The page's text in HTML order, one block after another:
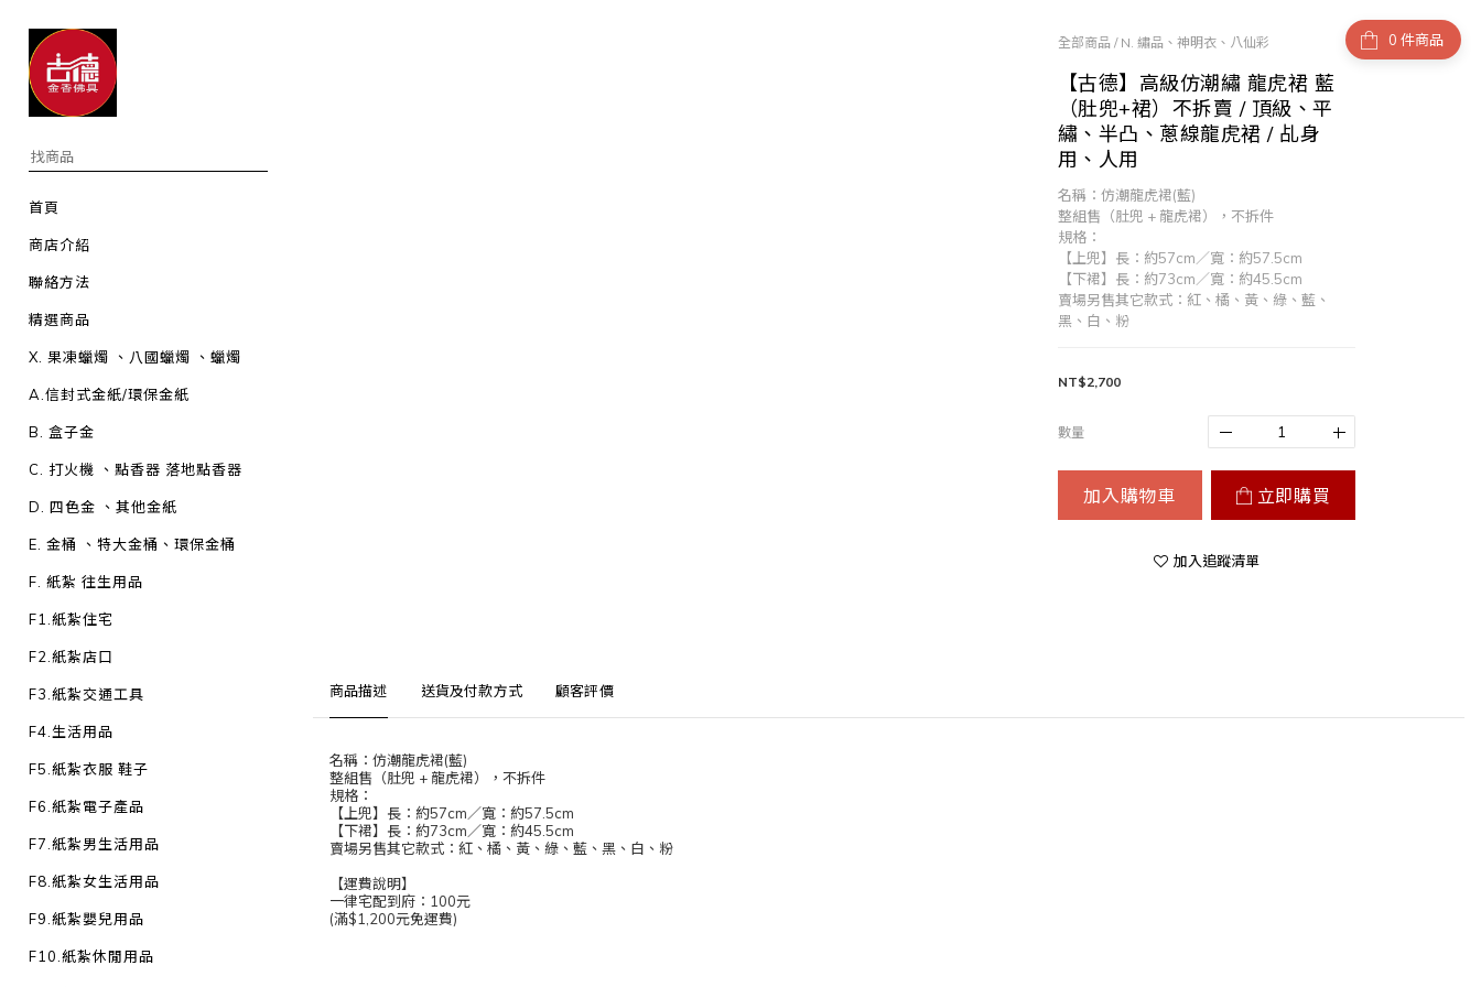
首頁
商店介紹
聯絡方法
精選商品
X. 果凍蠟燭 、八國蠟燭 、蠟燭
A.信封式金紙/環保金紙
B. 盒子金
C. 打火機 、點香器 落地點香器
D. 四色金 、其他金紙
E. 金桶 、特大金桶、環保金桶
F. 紙紮 往生用品
F1.紙紮住宅
F2.紙紮店口
F3.紙紮交通工具
F4.生活用品
F5.紙紮衣服 鞋子
F6.紙紮電子產品
F7.紙紮男生活用品
F8.紙紮女生活用品
F9.紙紮嬰兒用品
F10.紙紮休閒用品
件商品
全部商品 / N. 繡品、神明衣、八仙彩
【古德】高級仿潮繡 龍虎裙 藍
（肚兜+裙）不拆賣 / 頂級、平
繡、半凸、蔥線龍虎裙 / 乩身
用、人用
名稱：仿潮龍虎裙(藍)
整組售（肚兜 + 龍虎裙），不拆件
規格：
【上兜】長：約57cm／寬：約57.5cm
【下裙】長：約73cm／寬：約45.5cm
賣場另售其它款式：紅、橘、黃、綠、藍、
黑、白、粉
NT$2,700
數量
加入購物車 立即購買
加入追蹤清單
商品描述 送貨及付款方式 顧客評價
名稱：仿潮龍虎裙(藍)
整組售（肚兜 + 龍虎裙），不拆件
規格：
【上兜】長：約57cm／寬：約57.5cm
【下裙】長：約73cm／寬：約45.5cm
賣場另售其它款式：紅、橘、黃、綠、藍、黑、白、粉
【運費說明】
一律宅配到府：100元
(滿$1,200元免運費)